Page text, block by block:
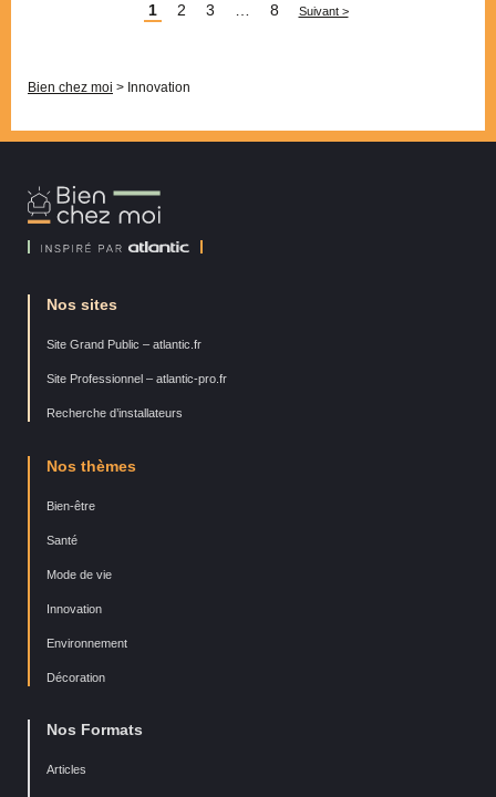
1 2 3 8 Suivant >
Bien chez moi > Innovation
Bien
Chez
Nos sites
Site Grand Public – atlantic.fr
Site Professionnel – atlantic-pro.fr
Recherche d’installateurs
Nos thèmes
Bien-être
Santé
Mode de vie
Innovation
Environnement
Décoration
Nos Formats
Articles